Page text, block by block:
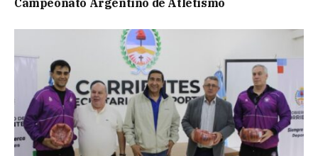
Campeonato Argentino de Atletismo